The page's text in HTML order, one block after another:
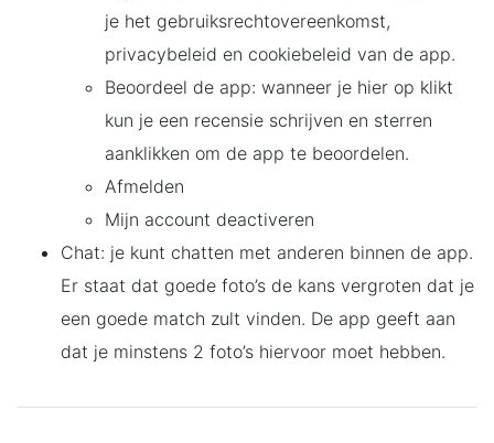
je het gebruiksrechtovereenkomst,
privacybeleid en cookiebeleid van de app.
Beoordeel de app: wanneer je hier op klikt
kun je een recensie schrijven en sterren
aanklikken om de app te beoordelen.
Afmelden
Mijn account deactiveren
Chat: je kunt chatten met anderen binnen de app.
Er staat dat goede foto’s de kans vergroten dat je
een goede match zult vinden. De app geeft aan
dat je minstens 2 foto’s hiervoor moet hebben.